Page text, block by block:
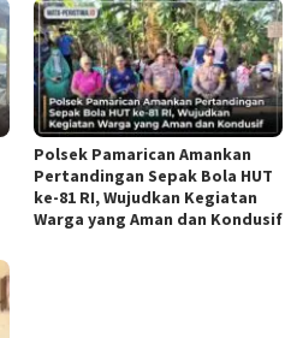
Polsek Pamarican Amankan
Pertandingan Sepak Bola HUT
ke-81 RI, Wujudkan Kegiatan
Warga yang Aman dan Kondusif